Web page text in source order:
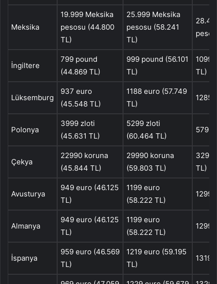
Meksika
19.999 Meksika
pesosu (44.800
TL)
25.999 Meksika
pesosu (58.241
TL)
İngiltere
799 pound
(44.869 TL)
999 pound (56.101
TL)
1099
TL)
Lüksemburg
937 euro
(45.548 TL)
1188 euro (57.749
TL)
1285
Polonya
3999 zloti
(45.631 TL)
5299 zloti
(60.464 TL)
5799
Çekya
22990 koruna
(45.844 TL)
29990 koruna
(59.803 TL)
TL)
Avusturya
949 euro (46.125
TL)
1199 euro
(58.222 TL)
1299
Almanya
949 euro (46.125
TL)
1199 euro
(58.222 TL)
1299
İspanya
959 euro (46.569
TL)
1219 euro (59.195
TL)
1319